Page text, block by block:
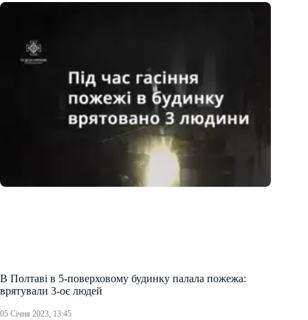
В Полтаві в 5-поверховому будинку палала пожежа:
врятували 3-оє людей
05 Січня 2023, 13:45